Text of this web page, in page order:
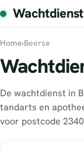
Wachtdienst
Home›Beerse
De wachtdienst in
tandarts en
voor postcode